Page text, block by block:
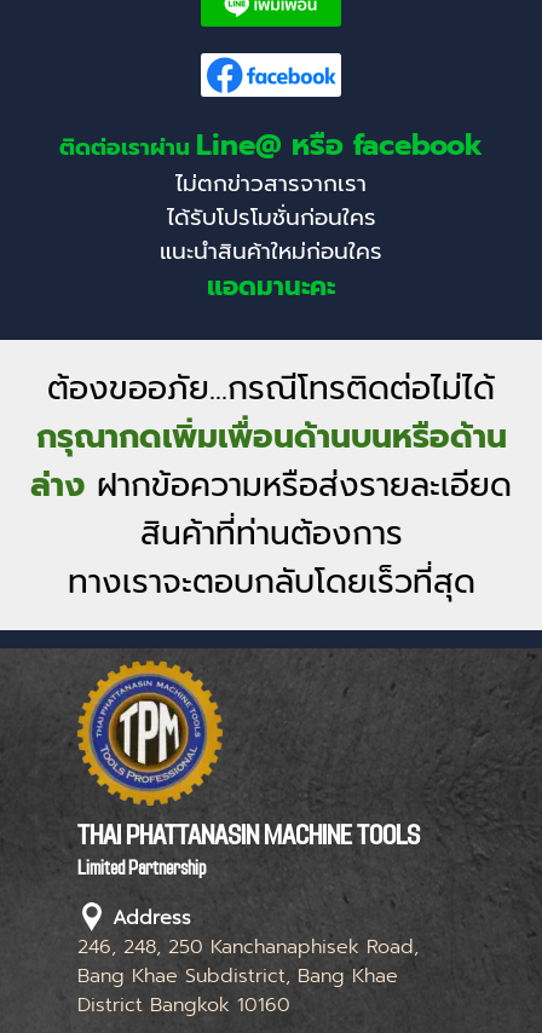
ติดต่อเราผ่าน Line@ หรือ facebook
ไม่ตกข่าวสารจากเรา
ได้รับโปรโมชั่นก่อนใคร
แนะนำสินค้าใหม่ก่อนใคร
แอดมานะคะ
ต้องขออภัย...กรณีโทรติดต่อไม่ได้
กรุณากดเพิ่มเพื่อนด้านบนหรือด้าน
ล่าง ฝากข้อความหรือส่งรายละเอียด
สินค้าที่ท่านต้องการ
ทางเราจะตอบกลับโดยเร็วที่สุด
THAI PHATTANASIN MACHINE TOOLS
Limited Partnership
Address
246, 248, 250 Kanchanaphisek Road,
Bang Khae Subdistrict, Bang Khae
District Bangkok 10160